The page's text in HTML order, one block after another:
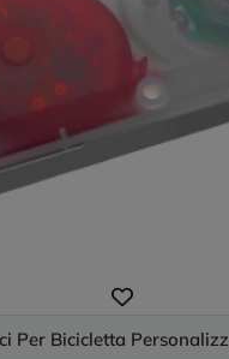
Per Bicicletta